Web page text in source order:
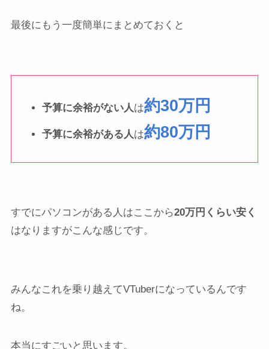
最後にもう一度簡単にまとめておくと
予算に余裕がない人は約30万円
予算に余裕がある人は約80万円
すでにパソコンがある人はここから20万円くらい安く
はなりますがこんな感じです。
みんなこれを乗り越えてVTuberになっているんです
ね。
本当にすごいと思います。